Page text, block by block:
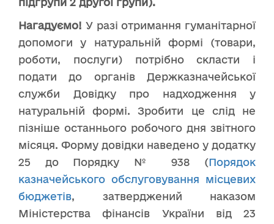
Нагадуємо! У разі отримання гуманітарної
допомоги у натуральній формі (товари,
роботи, послуги) потрібно скласти і
подати до органів Держказначейської
служби Довідку про надходження у
натуральній формі. Зробити це слід не
пізніше останнього робочого дня звітного
місяця. Форму довідки наведено у додатку
25 до Порядку № 938 (Порядок
казначейського обслуговування місцевих
бюджетів, затверджений наказом
Міністерства фінансів України від 23